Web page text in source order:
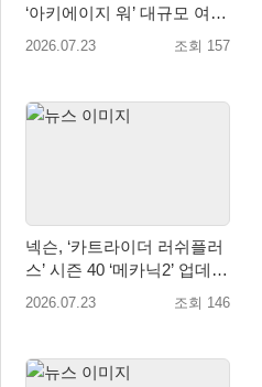
‘아키에이지 워’ 대규모 여름
업데이트 실시
2026.07.23 조회 157
넥슨, ‘카트라이더 러쉬플러
스’ 시즌 40 ‘메카닉2’ 업데이
트!
2026.07.23 조회 146